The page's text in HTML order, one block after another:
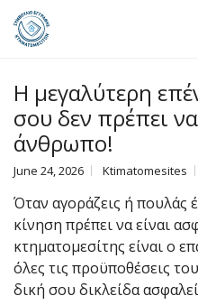
Η μεγαλύτερη
σου δεν πρέπει
άνθρωπο!
June 24, 2026 Ktimatomesites
Όταν αγοράζεις ή πουλάς
κίνηση πρέπει να είναι
κτηματομεσίτης είναι ο
όλες τις προϋποθέσεις
δική σου δικλείδα